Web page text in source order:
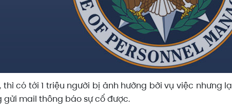
có tới 1 triệu người bị ảnh hưởng bởi vụ việc nhưng
mail thông báo sự cố được.